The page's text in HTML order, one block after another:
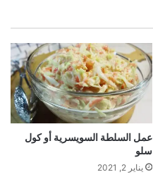
عمل السلطة السويسرية أو كول
سلو
يناير 2, 2021